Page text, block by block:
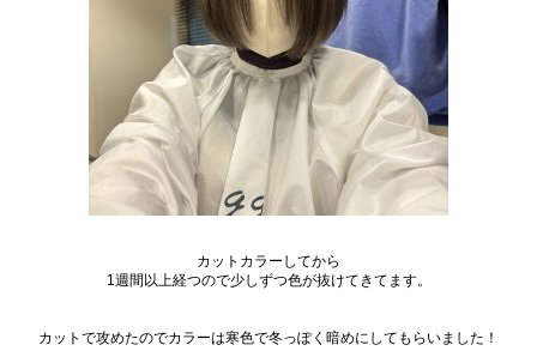
カットカラーしてから
1週間以上経つので少しずつ色が抜けてきてます。
カットで攻めたのでカラーは寒色で冬っぽく暗めにしてもらいました！